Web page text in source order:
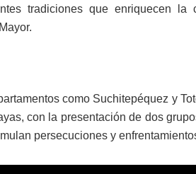
tradiciones que enriquecen la
como Suchitepéquez y
con la presentación de dos
persecuciones y